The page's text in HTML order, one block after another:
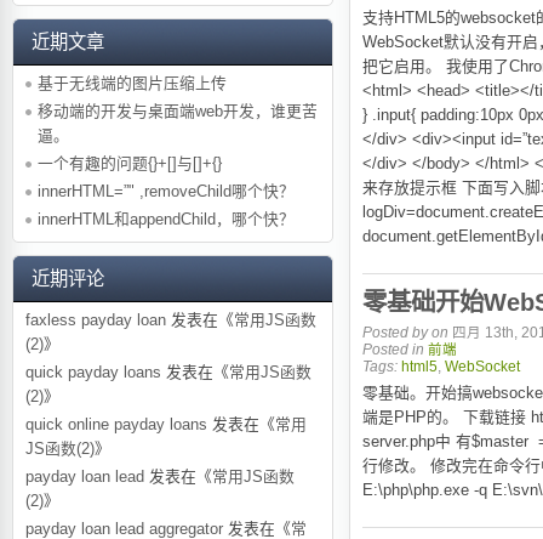
近期文章
基于无线端的图片压缩上传
移动端的开发与桌面端web开发，谁更苦
逼。
一个有趣的问题{}+[]与[]+{}
innerHTML=”" ,removeChild哪个快？
innerHTML和appendChild，哪个快？
近期评论
faxless payday loan 发表在《常用JS函数
(2)》
quick payday loans 发表在《常用JS函数
(2)》
quick online payday loans 发表在《常用
JS函数(2)》
payday loan lead 发表在《常用JS函数
(2)》
payday loan lead aggregator 发表在《常
支持HTML5的
WebSocket默认没有开
把它启用。 我使用了
<html> <head> <title></
} .input{ padding:10px
</div> <div><input
</div> </body> </html>
来存放提示框 下面写入
零基础开始
Posted by on 四月 13th,
Posted in 前端
Tags: html5 WebSocket
零基础。开始搞
端是PHP的。 下载链接
server.php中 有$master
行修改。 修改完在命令
E:\php\php.exe -q